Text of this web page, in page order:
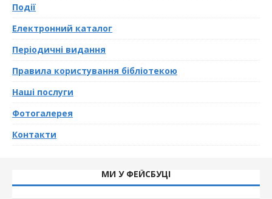
Події
Електронний каталог
Періодичні видання
Правила користування бібліотекою
Наші послуги
Фотогалерея
Контакти
МИ У ФЕЙСБУЦІ